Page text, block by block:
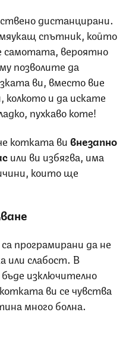
дистанцирани.
спътник, който
самотата, вероятно
позволите да
ви, вместо вие
колкото и да искате
пухкаво коте!
котката вивнезапно
или ви избягва, има
които ще
програмирани да не
или слабост. В
изключително
ви се чувства
много болна.